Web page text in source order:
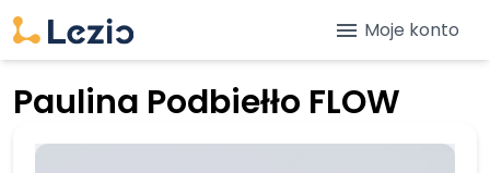
menu Moje konto
Paulina Podbiełło FLOW